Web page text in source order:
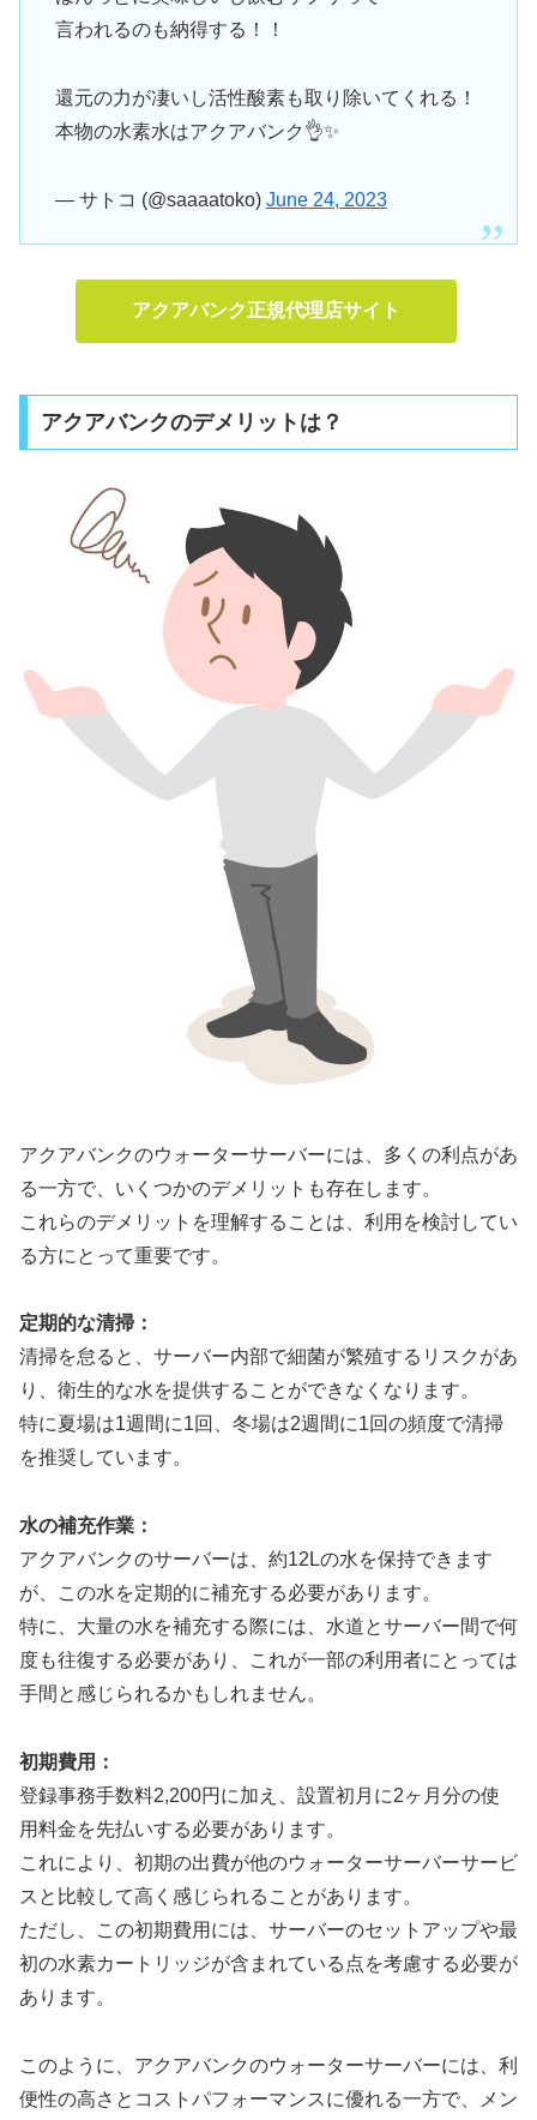
言われるのも納得する！！
還元の力が凄いし活性酸素も取り除いてくれる！
本物の水素水はアクアバンク👌✨
— サトコ (@saaaatoko) June 24, 2023
アクアバンク正規代理店サイト
アクアバンクのデメリットは？
アクアバンクのウォーターサーバーには、多くの利点があ
る一方で、いくつかのデメリットも存在します。
これらのデメリットを理解することは、利用を検討してい
る方にとって重要です。
定期的な清掃：
清掃を怠ると、サーバー内部で細菌が繁殖するリスクがあ
り、衛生的な水を提供することができなくなります。
特に夏場は1週間に1回、冬場は2週間に1回の頻度で清掃
を推奨しています。
水の補充作業：
アクアバンクのサーバーは、約12Lの水を保持できます
が、この水を定期的に補充する必要があります。
特に、大量の水を補充する際には、水道とサーバー間で何
度も往復する必要があり、これが一部の利用者にとっては
手間と感じられるかもしれません。
初期費用：
登録事務手数料2,200円に加え、設置初月に2ヶ月分の使
用料金を先払いする必要があります。
これにより、初期の出費が他のウォーターサーバーサービ
スと比較して高く感じられることがあります。
ただし、この初期費用には、サーバーのセットアップや最
初の水素カートリッジが含まれている点を考慮する必要が
あります。
このように、アクアバンクのウォーターサーバーには、利
便性の高さとコストパフォーマンスに優れる一方で、メン